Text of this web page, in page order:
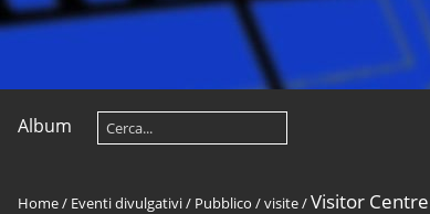
Album
Home/ Eventi divulgativi/ Pubblico /visite/Visitor